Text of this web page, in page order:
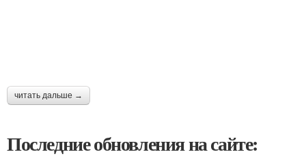
читать дальше →
Последние обновления на сайте: